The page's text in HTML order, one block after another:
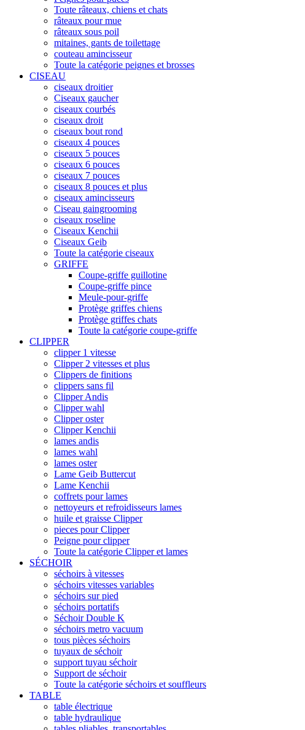
Toute râteaux, chiens et chats
râteaux pour mue
râteaux sous poil
mitaines, gants de toilettage
couteau amincisseur
Toute la catégorie peignes et brosses
CISEAU
ciseaux droitier
Ciseaux gaucher
ciseaux courbés
ciseaux droit
ciseaux bout rond
ciseaux 4 pouces
ciseaux 5 pouces
ciseaux 6 pouces
ciseaux 7 pouces
ciseaux 8 pouces et plus
ciseaux amincisseurs
Ciseau gaingrooming
ciseaux roseline
Ciseaux Kenchii
Ciseaux Geib
Toute la catégorie ciseaux
GRIFFE
Coupe-griffe guillotine
Coupe-griffe pince
Meule-pour-griffe
Protège griffes chiens
Protège griffes chats
Toute la catégorie coupe-griffe
CLIPPER
clipper 1 vitesse
Clipper 2 vitesses et plus
Clippers de finitions
clippers sans fil
Clipper Andis
Clipper wahl
Clipper oster
Clipper Kenchii
lames andis
lames wahl
lames oster
Lame Geib Buttercut
Lame Kenchii
coffrets pour lames
nettoyeurs et refroidisseurs lames
huile et graisse Clipper
pieces pour Clipper
Peigne pour clipper
Toute la catégorie Clipper et lames
SÉCHOIR
séchoirs à vitesses
séchoirs vitesses variables
séchoirs sur pied
séchoirs portatifs
Séchoir Double K
séchoirs metro vacuum
tous pièces séchoirs
tuyaux de séchoir
support tuyau séchoir
Support de séchoir
Toute la catégorie séchoirs et souffleurs
TABLE
table électrique
table hydraulique